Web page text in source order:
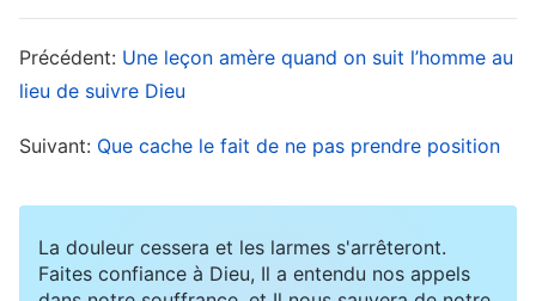
Voilà le témoignage que Dieu veut. Cela fait 30
ans qu’Il a commencé Son œuvre. Il a tant œuvré
et tant exprimé de vérité, et Il veut voir notre
que nous puissions partager les gains et la
connaissance dont nous avons fait l’expérience
dans Son œuvre, et que nous écrivions des
Précédent: Une leçon amère quand on suit l’homme au
lieu de suivre Dieu
Suivant: Que cache le fait de ne pas prendre position
La douleur cessera et les larmes s'arrêteront.
Faites confiance à Dieu, Il a entendu nos appels